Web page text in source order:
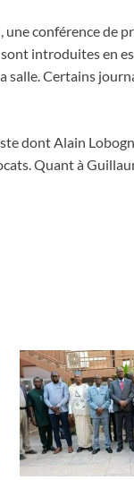
conférence de
introduites en
salle. Certains
dont Alain
Quant à